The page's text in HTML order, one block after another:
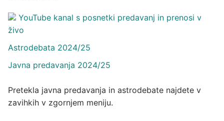
YouTube kanal s posnetki predavanj in prenosi v
živo
Astrodebata 2024/25
Javna predavanja 2024/25
Pretekla javna predavanja in astrodebate najdete v
zavihkih v zgornjem meniju.